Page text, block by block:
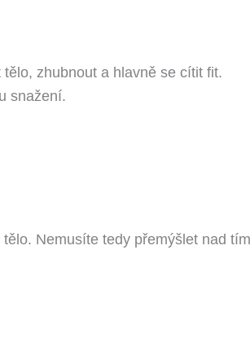
zhubnout a hlavně se cítit fit.
snažení.
Nemusíte tedy přemýšlet nad tím,